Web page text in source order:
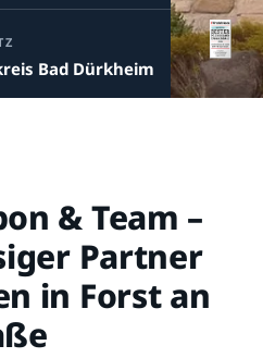
Bad Dürkheim
& Team –
Partner
in Forst an